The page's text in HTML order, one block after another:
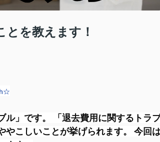
とを教えます！
ル」です。 「退去費用に関するトラ
やこしいことが挙げられます。 今回